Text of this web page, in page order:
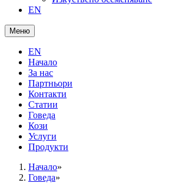
EN
Меню
EN
Начало
За нас
Партньори
Контакти
Статии
Говеда
Кози
Услуги
Продукти
Начало»
Говеда»